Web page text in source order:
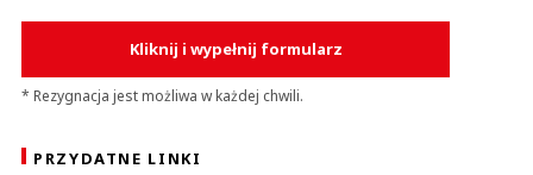
Kliknij i wypełnij formularz
* Rezygnacja jest możliwa w każdej chwili.
PRZYDATNE LINKI